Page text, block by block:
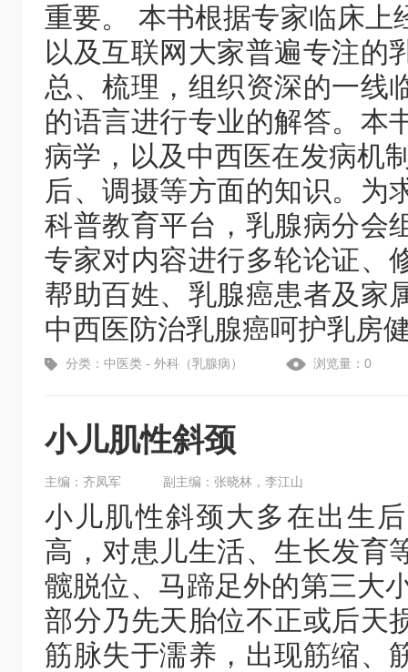
重要。 本书根据专家临床上
以及互联网大家普遍专注的
总、梳理，组织资深的一线
的语言进行专业的解答。本
病学，以及中西医在发病机
后、调摄等方面的知识。为
科普教育平台，乳腺病分会
专家对内容进行多轮论证、
帮助百姓、乳腺癌患者及家
中西医防治乳腺癌呵护乳房
分类：中医类 - 外科（乳腺病） 浏览量：0
小儿肌性斜颈
主编：齐凤军 副主编：张晓林，李江山
小儿肌性斜颈大多在出生
高，对患儿生活、生长发育
髋脱位、马蹄足外的第三大
部分乃先天胎位不正或后天
筋脉失于濡养，出现筋缩、